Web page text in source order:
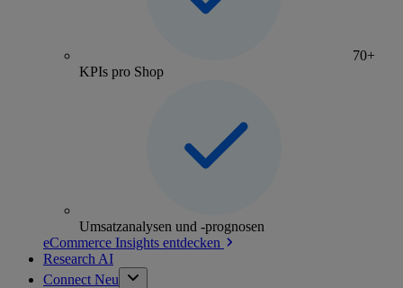
70+
KPIs pro Shop
Umsatzanalysen und -prognosen
eCommerce Insights entdecken
Research AI
Connect Neu